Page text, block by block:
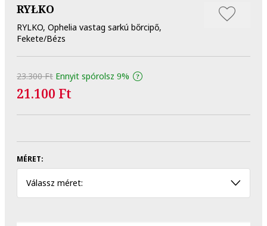
RYŁKO
RYLKO, Ophelia vastag sarkú bőrcipő,
Fekete/Bézs
23.300 Ft Ennyit spórolsz 9%
21.100 Ft
MÉRET:
Válassz méret: